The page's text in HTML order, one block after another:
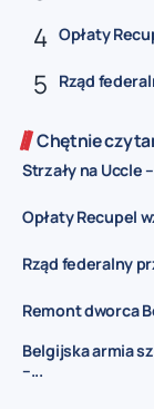
Opłaty
Rząd
Chętnie
Strzały na Uccle
Opłaty Recupel
Rząd federalny
Remont dworca
Belgijska armia
–...